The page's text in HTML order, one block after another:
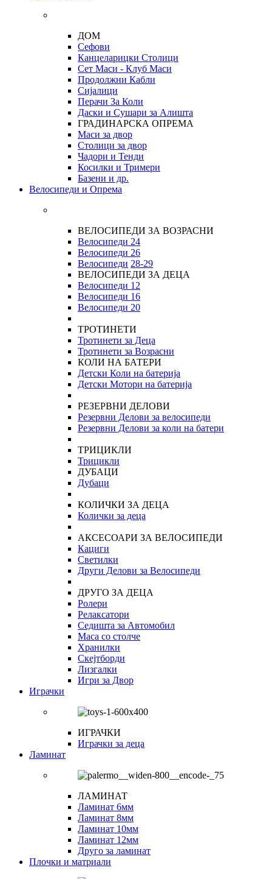
ДОМ
Сефови
Канцеларицки Столици
Сет Маси - Клуб Маси
Продолжни Кабли
Сијалици
Перачи За Коли
Даски и Сушари за Алишта
ГРАДИНАРСКА ОПРЕМА
Маси за двор
Столици за двор
Чадори и Тенди
Косилки и Тримери
Базени и др.
Велосипеди и Опрема
ВЕЛОСИПЕДИ ЗА ВОЗРАСНИ
Велосипеди 24
Велосипеди 26
Велосипеди 28-29
ВЕЛОСИПЕДИ ЗА ДЕЦА
Велосипеди 12
Велосипеди 16
Велосипеди 20
ТРОТИНЕТИ
Тротинети за Деца
Тротинети за Возрасни
КОЛИ НА БАТЕРИ
Детски Коли на батерија
Детски Мотори на батерија
РЕЗЕРВНИ ДЕЛОВИ
Резервни Делови за велосипеди
Резервни Делови за коли на батери
ТРИЦИКЛИ
Трицикли
ДУБАЦИ
Дубаци
КОЛИЧКИ ЗА ДЕЦА
Колички за деца
АКСЕСОАРИ ЗА ВЕЛОСИПЕДИ
Кациги
Светилки
Други Делови за Велосипеди
ДРУГО ЗА ДЕЦА
Ролери
Релаксатори
Седишта за Автомобил
Маса со столче
Хранилки
Скејтборди
Лизгалки
Игри за Двор
Играчки
ИГРАЧКИ
Играчки за деца
Ламинат
ЛАМИНАТ
Ламинат 6мм
Ламинат 8мм
Ламинат 10мм
Ламинат 12мм
Друго за ламинат
Плочки и матриали